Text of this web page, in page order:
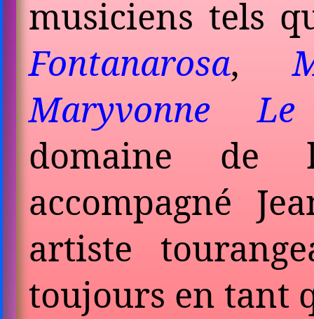
musiciens tels
Fontanarosa,
Maryvonne
domaine
accompagné
artiste
toujours en tant